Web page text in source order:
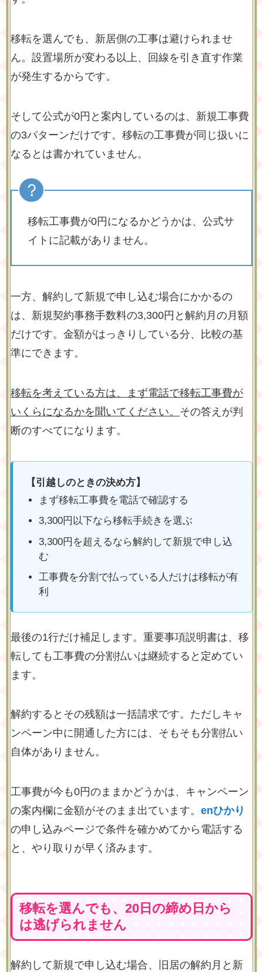
移転を選んでも、新居側の工事は避けられませ
ん。設置場所が変わる以上、回線を引き直す作業
が発生するからです。
そして公式が0円と案内しているのは、新規工事費
の3パターンだけです。移転の工事費が同じ扱いに
なるとは書かれていません。
移転工事費が0円になるかどうかは、公式サ
イトに記載がありません。
一方、解約して新規で申し込む場合にかかるの
は、新規契約事務手数料の3,300円と解約月の月額
だけです。金額がはっきりしている分、比較の基
準にできます。
移転を考えている方は、まず電話で移転工事費が
いくらになるかを聞いてください。 その答えが判
断のすべてになります。
【引越しのときの決め方】
まず移転工事費を電話で確認する
3,300円以下なら移転手続きを選ぶ
3,300円を超えるなら解約して新規で申し込
む
工事費を分割で払っている人だけは移転が有
利
最後の1行だけ補足します。重要事項説明書は、移
転しても工事費の分割払いは継続すると定めてい
ます。
解約するとその残額は一括請求です。ただしキャ
ンペーン中に開通した方には、そもそも分割払い
自体がありません。
工事費が今も0円のままかどうかは、キャンペーン
の案内欄に金額がそのまま出ています。 enひかり
の申し込みページで条件を確かめてから電話する
と、やり取りが早く済みます。
移転を選んでも、20日の締め日から
は逃げられません
解約して新規で申し込む場合、旧居の解約月と新